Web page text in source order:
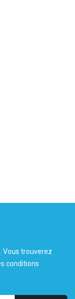
Vous trouverez
conditions